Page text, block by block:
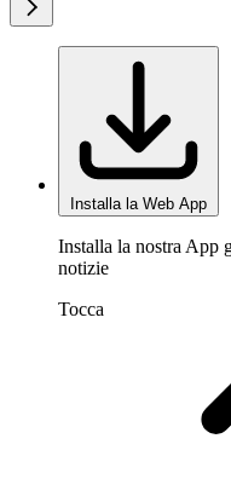
Installa la Web App
Installa la nostra App
notizie
Tocca